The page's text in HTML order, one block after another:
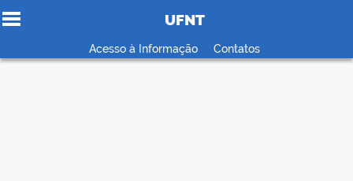
Ir para o conteúdo
UFNT
Acesso à Informação Contatos